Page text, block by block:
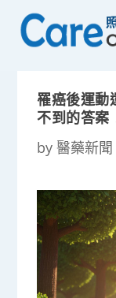
罹癌後運動
不到的答案
by 醫藥新聞